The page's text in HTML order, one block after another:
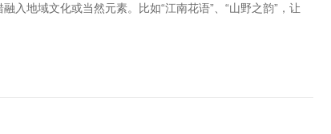
入地域文化或当然元素。比如“江南花语”、“山野之韵”，让